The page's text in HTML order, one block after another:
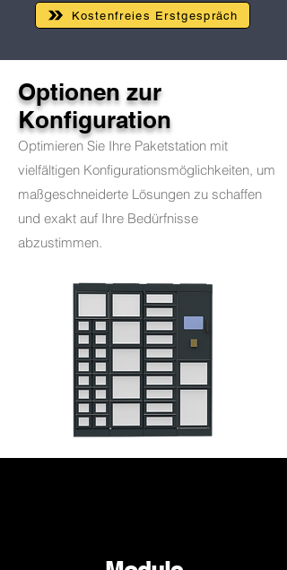
Kostenfreies Erstgespräch
Optionen zur
Konfiguration
Optimieren Sie Ihre Paketstation mit
vielfältigen Konfigurationsmöglichkeiten, um
maßgeschneiderte Lösungen zu schaffen
und exakt auf Ihre Bedürfnisse
abzustimmen.